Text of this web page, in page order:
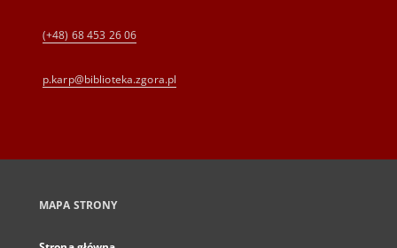
(+48) 68 453 26 06
p.karp@biblioteka.zgora.pl
MAPA STRONY